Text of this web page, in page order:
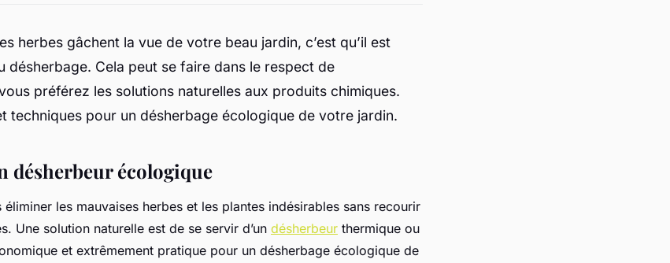
herbes gâchent la vue de votre beau jardin, c’est qu’il est
désherbage. Cela peut se faire dans le respect de
préférez les solutions naturelles aux produits chimiques.
techniques pour un désherbage écologique de votre jardin.
désherbeur écologique
les mauvaises herbes et les plantes indésirables sans recourir
Une solution naturelle est de se servir d’un désherbeur thermique ou
et extrêmement pratique pour un désherbage écologique de